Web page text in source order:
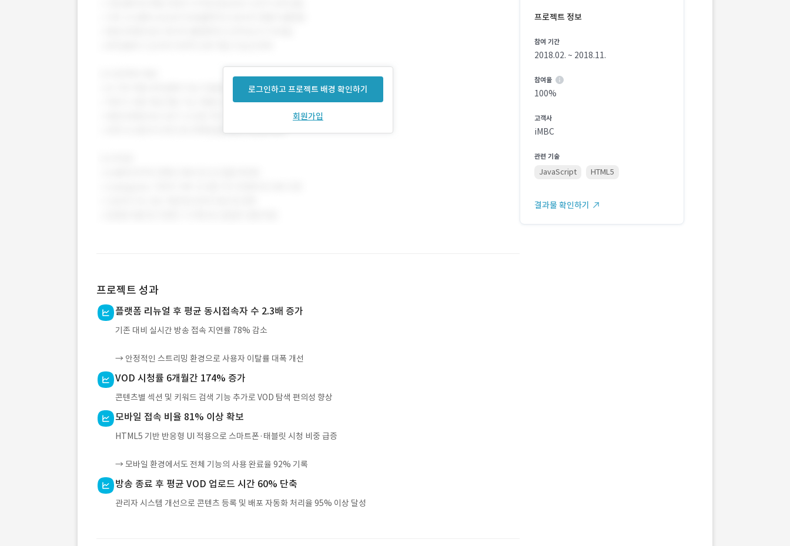
로그인하고 프로젝트 배경 확인하기
회원가입
프로젝트 성과
플랫폼 리뉴얼 후 평균 동시접속자 수 2.3배 증가
기존 대비 실시간 방송 접속 지연률 78% 감소
→ 안정적인 스트리밍 환경으로 사용자 이탈률 대폭 개선
VOD 시청률 6개월간 174% 증가
콘텐츠별 섹션 및 키워드 검색 기능 추가로 VOD 탐색 편의성 향상
모바일 접속 비율 81% 이상 확보
HTML5 기반 반응형 UI 적용으로 스마트폰·태블릿 시청 비중 급증
→ 모바일 환경에서도 전체 기능의 사용 완료율 92% 기록
방송 종료 후 평균 VOD 업로드 시간 60% 단축
관리자 시스템 개선으로 콘텐츠 등록 및 배포 자동화 처리율 95% 이상 달성
프로젝트 정보
참여 기간
2018.02. ~ 2018.11.
참여율
100%
고객사
iMBC
관련 기술
JavaScript HTML5
결과물 확인하기